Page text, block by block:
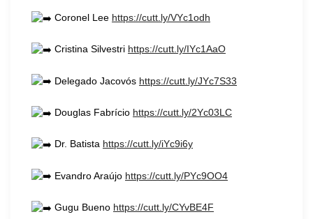
Coronel Lee https://cutt.ly/VYc1odh
Cristina Silvestri https://cutt.ly/IYc1AaO
Delegado Jacovós https://cutt.ly/JYc7S33
Douglas Fabrício https://cutt.ly/2Yc03LC
Dr. Batista https://cutt.ly/iYc9i6y
Evandro Araújo https://cutt.ly/PYc9OO4
Gugu Bueno https://cutt.ly/CYvBE4F